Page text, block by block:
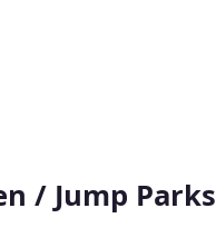
/ Jump Parks